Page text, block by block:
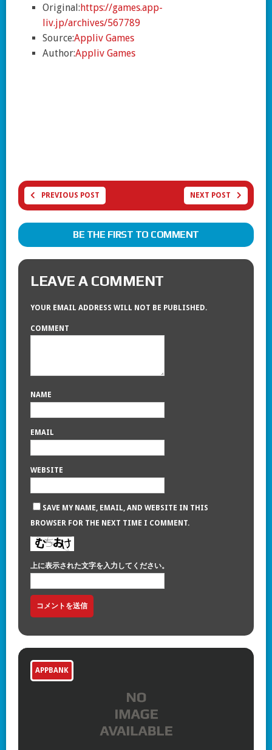
Original:https://games.app-
liv.jp/archives/567789
Source:Appliv Games
Author:Appliv Games
PREVIOUS POST NEXT POST
BE THE FIRST TO COMMENT
LEAVE A COMMENT
YOUR EMAIL ADDRESS WILL NOT BE PUBLISHED.
COMMENT
NAME
EMAIL
WEBSITE
SAVE MY NAME, EMAIL, AND WEBSITE IN THIS
BROWSER FOR THE NEXT TIME I COMMENT.
上に表示された文字を入力してください。
APPBANK